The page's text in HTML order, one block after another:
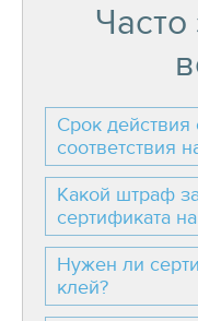
Срок действия
соответствия
Какой штраф
сертификата
Нужен ли
клей?